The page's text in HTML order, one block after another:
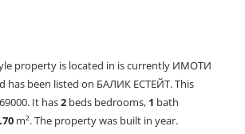
property is located in is currently ИМОТИ
has been listed on БАЛИК ЕСТЕЙТ. This
It has2 beds bedrooms, 1 bath
m². The property was built in year.